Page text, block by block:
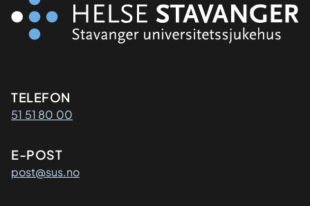
Kontaktinformasjon
TELEFON
51 51 80 00
E-POST
post@sus.no